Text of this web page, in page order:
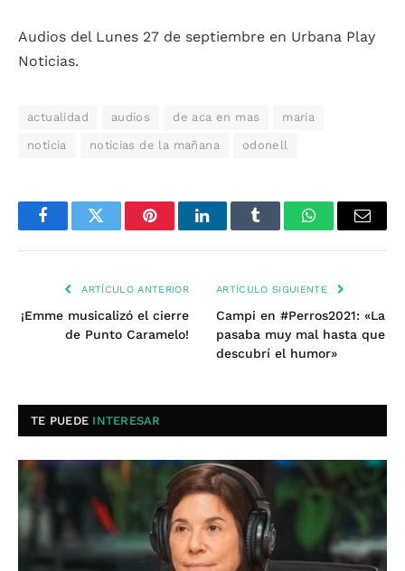
Audios del Lunes 27 de septiembre en Urbana Play
Noticias.
actualidad audios de aca en mas maria
noticia noticias de la mañana odonell
FacebookTwitter PinterestLinkedInTumblr WhatsAppEmail
ARTÍCULO ANTERIOR
¡Emme musicalizó el cierre
de Punto Caramelo!
ARTÍCULO SIGUIENTE
Campi en #Perros2021: «La
pasaba muy mal hasta que
descubrí el humor»
TE PUEDE INTERESAR